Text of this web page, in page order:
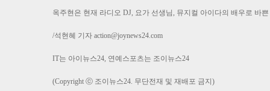
옥주현은 현재 라디오 DJ, 요가 선생님, 뮤지컬 아이다의 배우로 바
/석현혜 기자action@joynews24.com
IT는 아이뉴스24, 연예스포츠는 조이뉴스24
(Copyright ⓒ 조이뉴스24. 무단전재 및 재배포 금지)